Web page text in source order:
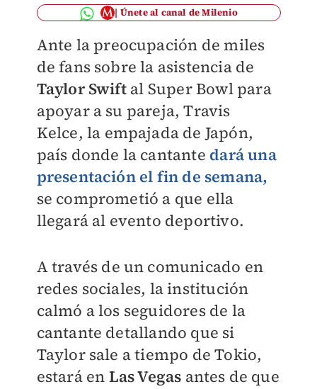
Únete al canal de Milenio
Ante la preocupación de miles
de fans sobre la asistencia de
Taylor Swiftal Super Bowl para
apoyar a su pareja, Travis
Kelce, la empajada de Japón,
país donde la cantante dará una
presentación el fin de semana,
se comprometió a que ella
llegará al evento deportivo.
A través de un comunicado en
redes sociales, la institución
calmó a los seguidores de la
cantante detallando que si
Taylor sale a tiempo de Tokio,
estará en Las Vegas antes de que